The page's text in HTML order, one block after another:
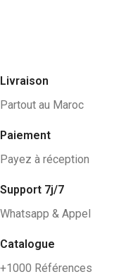
Livraison
Partout au Maroc
Paiement
Payez à réception
Support 7j/7
Whatsapp & Appel
Catalogue
+1000 Références